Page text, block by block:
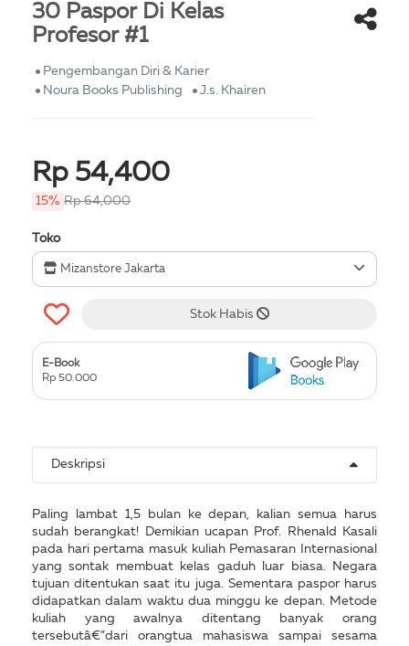
30 Paspor Di Kelas
Profesor #1
Pengembangan Diri & Karier
Noura Books Publishing
J.s. Khairen
Rp 54,400
15% Rp 64,000
Toko
Mizanstore Jakarta
Stok Habis
E-Book
Rp 50.000
Deskripsi
Paling lambat 1,5 bulan ke depan, kalian semua harus
sudah berangkat! Demikian ucapan Prof. Rhenald Kasali
pada hari pertama masuk kuliah Pemasaran Internasional
yang sontak membuat kelas gaduh luar biasa. Negara
tujuan ditentukan saat itu juga. Sementara paspor harus
didapatkan dalam waktu dua minggu ke depan. Metode
kuliah yang awalnya ditentang banyak orang
tersebutâ€”dari orangtua mahasiswa sampai sesama